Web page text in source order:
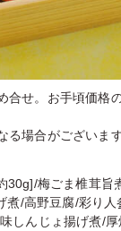
合せ。お手頃価格
場合がございま
30g]/梅ごま椎茸旨
煮/高野豆腐/彩り人
しんじょ揚げ煮/